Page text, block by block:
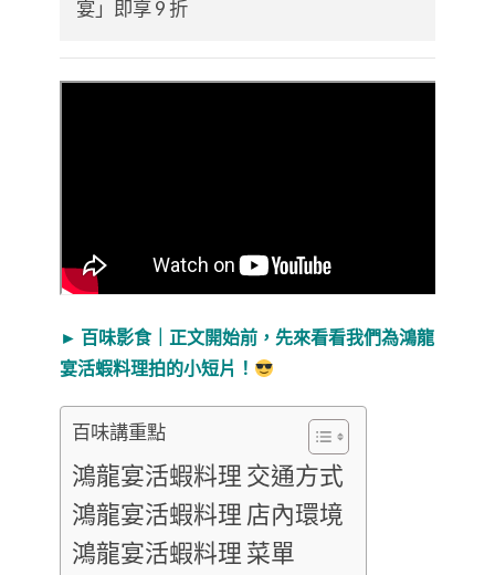
宴」即享 9 折
► 百味影食｜正文開始前，先來看看我們為鴻龍
宴活蝦料理拍的小短片！
百味講重點
鴻龍宴活蝦料理 交通方式
鴻龍宴活蝦料理 店內環境
鴻龍宴活蝦料理 菜單